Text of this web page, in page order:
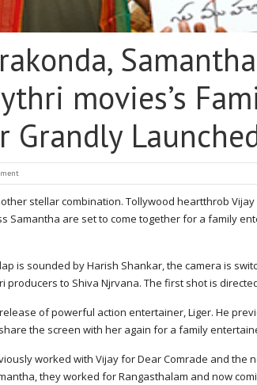
movies’s
Grandly
stellar combination. Tollywood heartthrob
Samantha are set to come together for a family
is sounded by Harish Shankar, the camera is
producers to Shiva Njrvana. The first shot is
of powerful action entertainer, Liger. He
the screen with her again for a family
worked with Vijay for Dear Comrade and the
they worked for Rangasthalam and now